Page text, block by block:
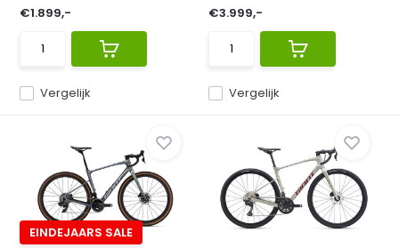
Vergelijk
€1.899,-
Vergelijk
€3.999,-
EINDEJAARS SALE